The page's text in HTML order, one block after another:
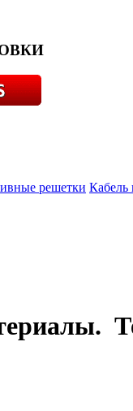
решетки Кабель